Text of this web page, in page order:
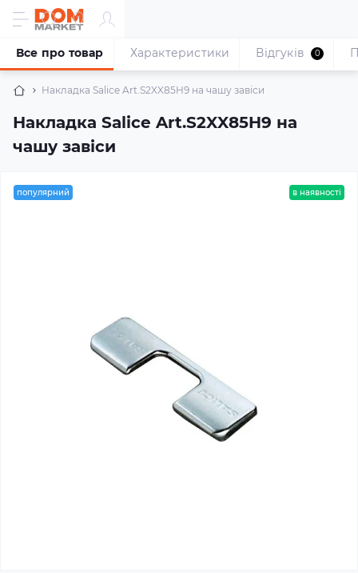
Накладка Salice Art.S2XX85H9 на чашу завіси
Накладка Salice Art.S2XX85H9 на
чашу завіси
Все про товар Характеристики Відгуків 0
популярний в наявності